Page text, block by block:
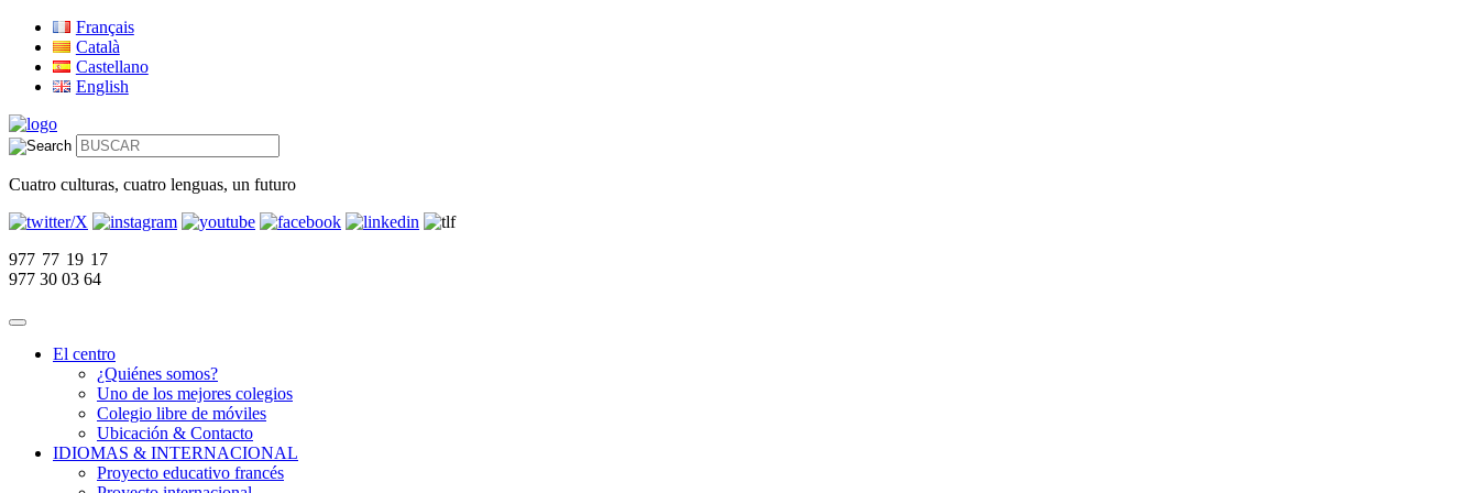
Français
Català
Castellano
English
Cuatro culturas, cuatro lenguas, un futuro
977 77 19 17
977 30 03 64
El centro
¿Quiénes somos?
Uno de los mejores colegios
Colegio libre de móviles
Ubicación & Contacto
IDIOMAS & INTERNACIONAL
Proyecto educativo francés